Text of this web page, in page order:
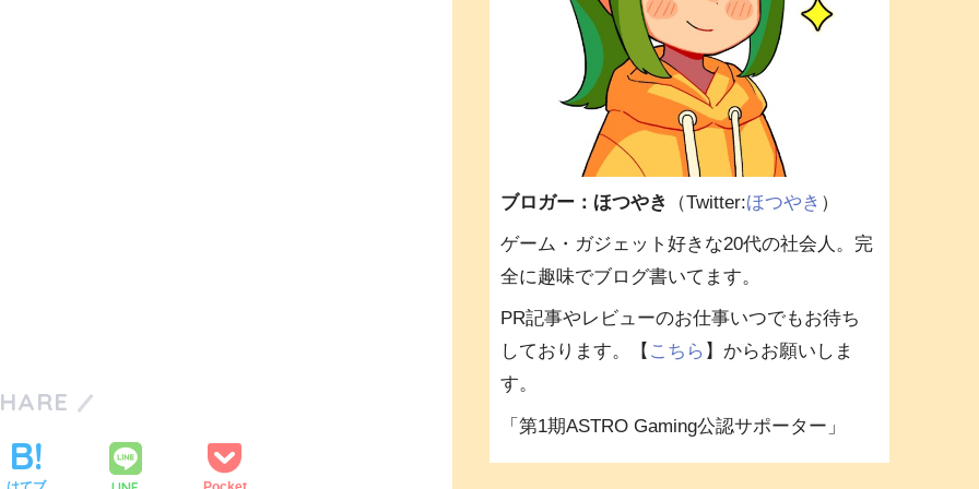
ブロガー：ほつやき （Twitter:ほつやき ）
ゲーム・ガジェット好きな20代の社会人。完
全に趣味でブログ書いてます。
PR記事やレビューのお仕事いつでもお待ち
しております。【 こちら 】からお願いしま
す。
「第1期ASTRO Gaming公認サポーター」